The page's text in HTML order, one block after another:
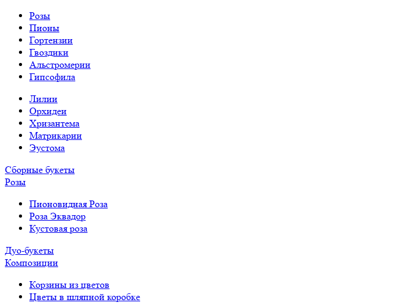
Розы
Пионы
Гортензии
Гвоздики
Альстромерии
Гипсофила
Лилии
Орхидеи
Хризантема
Матрикарии
Эустома
Сборные букеты
Розы
Пионовидная Роза
Роза Эквадор
Кустовая роза
Дуо-букеты
Композиции
Корзины из цветов
Цветы в шляпной коробке